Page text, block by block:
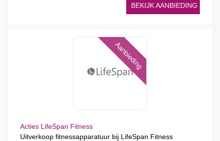
BEKIJK AANBIEDING
Aanbieding
Acties LifeSpan Fitness
Uitverkoop fitnessapparatuur bij LifeSpan Fitness